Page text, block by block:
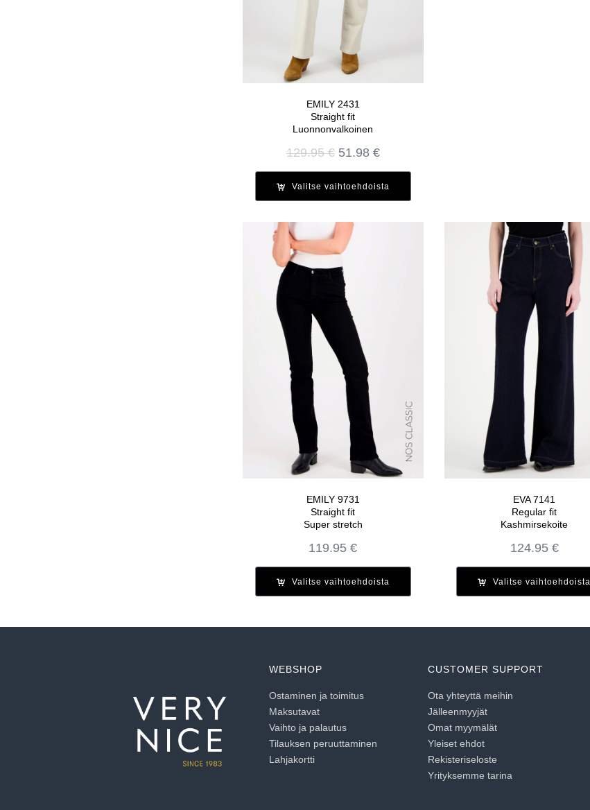
EMILY 2431
Straight fit
Luonnonvalkoinen
129.95€ Alkuperäinen
oli:
51.98 €Nykyinen
on:
Valitse vaihtoehdoista
EMILY 9731
Straight fit
Super stretch
119.95€
Valitse vaihtoehdoista
EVA 7141
Regular fit
Kashmirsekoite
124.95 €
Valitse vaihtoehdoista
WEBSHOP
Ostaminen ja toimitus
Maksutavat
Vaihto ja palautus
Tilauksen peruuttaminen
Lahjakortti
CUSTOMER SUPPORT
Ota yhteyttä meihin
Jälleenmyyjät
Omat myymälät
Yleiset ehdot
Rekisteriseloste
Yrityksemme tarina